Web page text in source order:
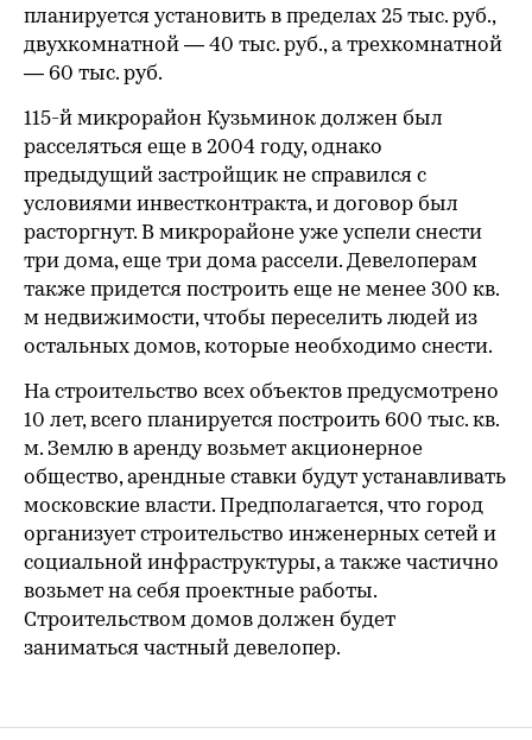
планируется установить в пределах 25 тыс. руб.,
двухкомнатной — 40 тыс. руб., а трехкомнатной
— 60 тыс. руб.
115-й микрорайон Кузьминок должен был
расселяться еще в 2004 году, однако
предыдущий застройщик не справился с
условиями инвестконтракта, и договор был
расторгнут. В микрорайоне уже успели снести
три дома, еще три дома рассели. Девелоперам
также придется построить еще не менее 300 кв.
м недвижимости, чтобы переселить людей из
остальных домов, которые необходимо снести.
На строительство всех объектов предусмотрено
10 лет, всего планируется построить 600 тыс. кв.
м. Землю в аренду возьмет акционерное
общество, арендные ставки будут устанавливать
московские власти. Предполагается, что город
организует строительство инженерных сетей и
социальной инфраструктуры, а также частично
возьмет на себя проектные работы.
Строительством домов должен будет
заниматься частный девелопер.